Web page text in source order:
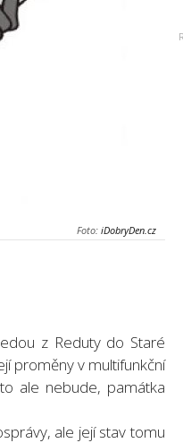
Foto: iDobryDen.cz
z Reduty do Staré
proměny v multifunkční
ale nebude, památka
ale její stav tomu